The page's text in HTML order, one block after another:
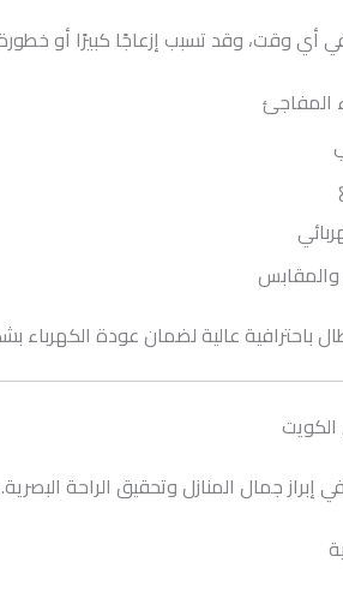
في أي وقت، وقد تسبب إزعاجًا كبيرًا أو
المفاجئ
والمقابس
باحترافية عالية لضمان عودة الكهرباء
الكويت
إبراز جمال المنازل وتحقيق الراحة